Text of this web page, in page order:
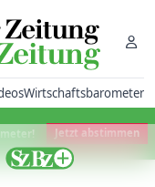
Wirtschaftsbarometer
Jetzt abstimmen